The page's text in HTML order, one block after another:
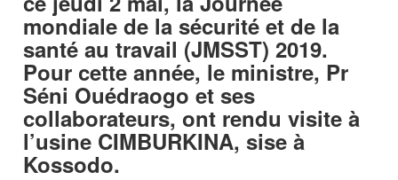
mondiale de la sécurité et de la
santé au travail (JMSST) 2019.
Pour cette année, le ministre, Pr
Séni Ouédraogo et ses
collaborateurs, ont rendu visite à
l’usine CIMBURKINA, sise à
Kossodo.